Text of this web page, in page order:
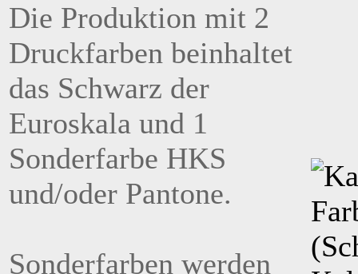
Die Produktion mit 2
Druckfarben beinhaltet
das Schwarz der
Euroskala und 1
Sonderfarbe HKS
und/oder Pantone.
Sonderfarben werden